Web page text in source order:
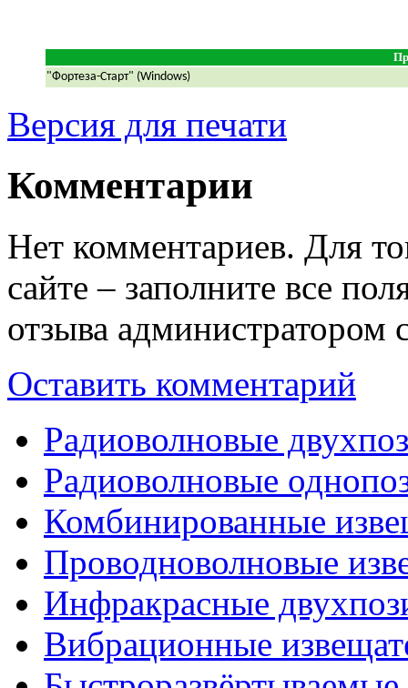
"Фортеза-Старт" (Windows)
Версия для печати
Комментарии
Нет комментариев. Для
сайте – заполните все
отзыва администратором
Оставить комментарий
Радиоволновые
Радиоволновые
Комбинированные
Проводноволновые
Инфракрасные
Вибрационные